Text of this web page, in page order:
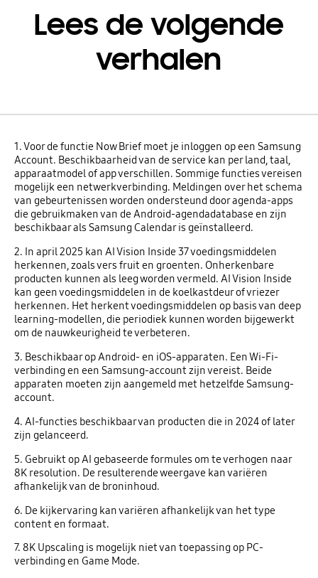
Lees de volgende
verhalen
1. Voor de functie Now Brief moet je inloggen op een Samsung
Account. Beschikbaarheid van de service kan per land, taal,
apparaatmodel of app verschillen. Sommige functies vereisen
mogelijk een netwerkverbinding. Meldingen over het schema
van gebeurtenissen worden ondersteund door agenda-apps
die gebruikmaken van de Android-agendadatabase en zijn
beschikbaar als Samsung Calendar is geïnstalleerd.
2. In april 2025 kan AI Vision Inside 37 voedingsmiddelen
herkennen, zoals vers fruit en groenten. Onherkenbare
producten kunnen als leeg worden vermeld. AI Vision Inside
kan geen voedingsmiddelen in de koelkastdeur of vriezer
herkennen. Het herkent voedingsmiddelen op basis van deep
learning-modellen, die periodiek kunnen worden bijgewerkt
om de nauwkeurigheid te verbeteren.
3. Beschikbaar op Android- en iOS-apparaten. Een Wi-Fi-
verbinding en een Samsung-account zijn vereist. Beide
apparaten moeten zijn aangemeld met hetzelfde Samsung-
account.
4. AI-functies beschikbaar van producten die in 2024 of later
zijn gelanceerd.
5. Gebruikt op AI gebaseerde formules om te verhogen naar
8K resolution. De resulterende weergave kan variëren
afhankelijk van de broninhoud.
6. De kijkervaring kan variëren afhankelijk van het type
content en formaat.
7. 8K Upscaling is mogelijk niet van toepassing op PC-
verbinding en Game Mode.